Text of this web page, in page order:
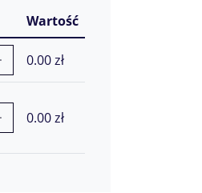
Wartość
0.00zł
0.00zł